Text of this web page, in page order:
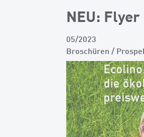
NEU:
05/2023
Broschüren /